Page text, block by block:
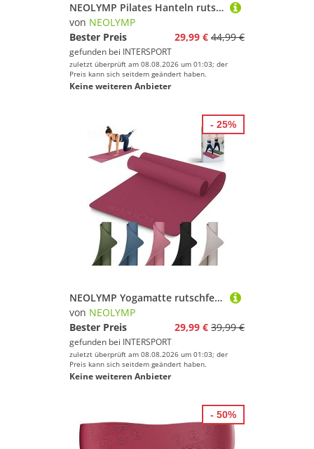
NEOLYMP Pilates Hanteln rutschfestes Silikon Hantelset
von NEOLYMP
Bester Preis
29,99 € 44,99 €
gefunden bei INTERSPORT
zuletzt überprüft am 08.08.2026 um 01:03; der
Preis kann sich seitdem geändert haben.
Keine weiteren Anbieter
NEOLYMP Yogamatte rutschfest gelenkschonende Fitnessmatte
von NEOLYMP
Bester Preis
29,99 € 39,99 €
gefunden bei INTERSPORT
zuletzt überprüft am 08.08.2026 um 01:03; der
Preis kann sich seitdem geändert haben.
Keine weiteren Anbieter
- 25%
- 50%